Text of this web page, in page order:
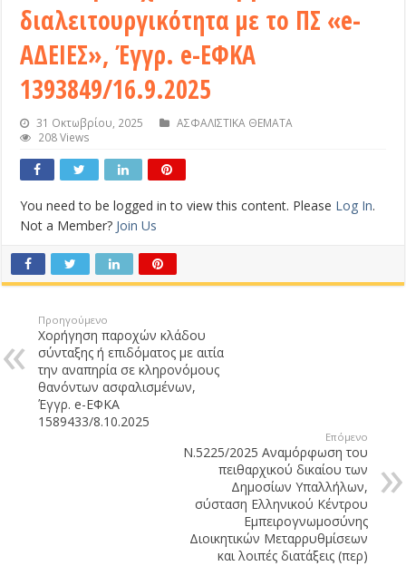
διαλειτουργικότητα με το ΠΣ «e-
ΑΔΕΙΕΣ», Έγγρ. e-ΕΦΚΑ
1393849/16.9.2025
31 Οκτωβρίου, 2025
ΑΣΦΑΛΙΣΤΙΚΑ ΘΕΜΑΤΑ
208 Views
You need to be logged in to view this content. Please Log In.
Not a Member? Join Us
Προηγούμενο
Χορήγηση παροχών κλάδου
σύνταξης ή επιδόματος με αιτία
την αναπηρία σε κληρονόμους
θανόντων ασφαλισμένων,
Έγγρ. e-ΕΦΚΑ
1589433/8.10.2025
Επόμενο
Ν.5225/2025 Αναμόρφωση του
πειθαρχικού δικαίου των
Δημοσίων Υπαλλήλων,
σύσταση Ελληνικού Κέντρου
Εμπειρογνωμοσύνης
Διοικητικών Μεταρρυθμίσεων
και λοιπές διατάξεις (περ)